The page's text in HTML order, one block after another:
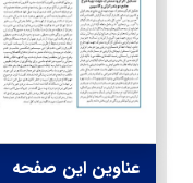
عناوین این صفحه